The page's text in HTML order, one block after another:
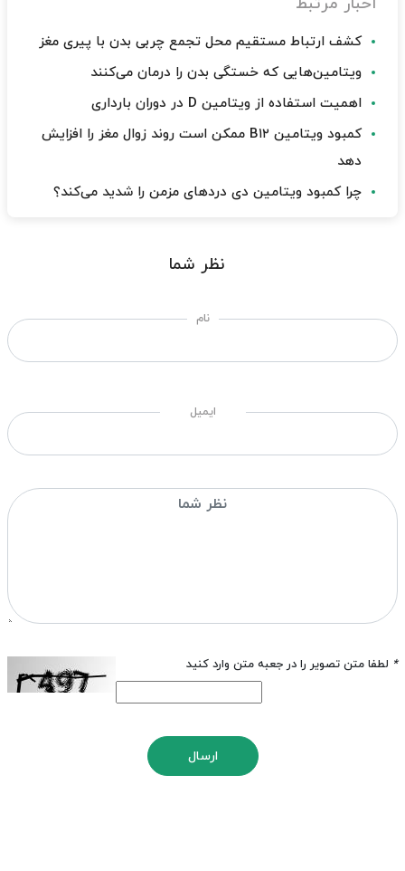
کشف ارتباط مستقیم محل تجمع چربی بدن با پیری مغز
ویتامین‌هایی که خستگی بدن را درمان می‌کنند
اهمیت استفاده از ویتامین D در دوران بارداری
کمبود ویتامین B۱۲ ممکن است روند زوال مغز را افزایش
دهد
چرا کمبود ویتامین دی دردهای مزمن را شدید می‌کند؟
نظر شما
نام
ایمیل
* لطفا متن تصویر را در جعبه متن وارد کنید
ارسال